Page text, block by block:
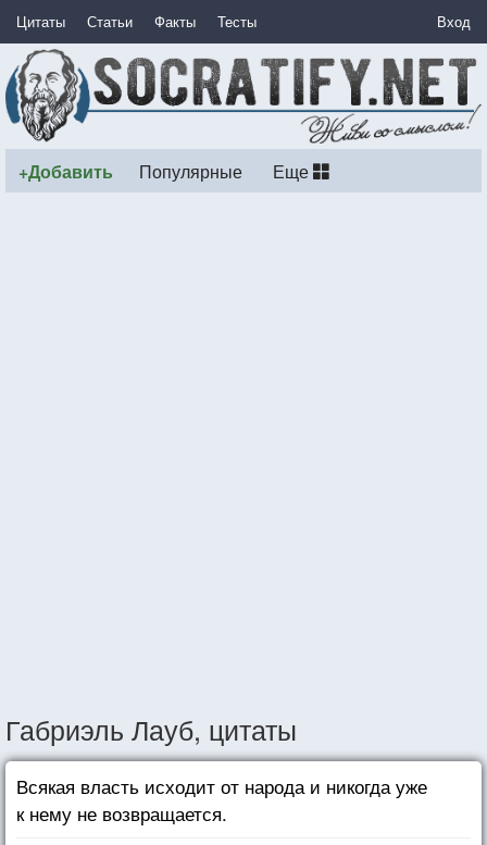
Цитаты Статьи Факты Тесты Вход
+Добавить Популярные Еще
Габриэль Лауб, цитаты
Всякая власть исходит от народа и никогда уже
к нему не возвращается.